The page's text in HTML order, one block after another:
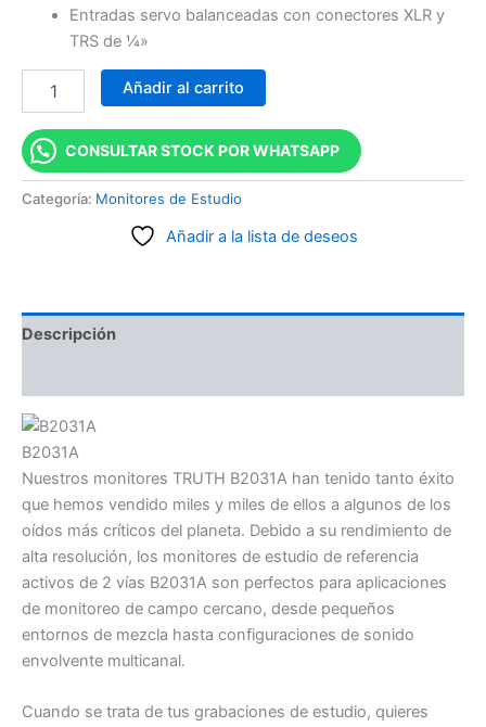
Entradas servo balanceadas con conectores XLR y
TRS de ¼»
Añadir al carrito
CONSULTAR STOCK POR WHATSAPP
Categoría: Monitores de Estudio
Añadir a la lista de deseos
Descripción
B2031A
Nuestros monitores TRUTH B2031A han tenido tanto éxito
que hemos vendido miles y miles de ellos a algunos de los
oídos más críticos del planeta. Debido a su rendimiento de
alta resolución, los monitores de estudio de referencia
activos de 2 vías B2031A son perfectos para aplicaciones
de monitoreo de campo cercano, desde pequeños
entornos de mezcla hasta configuraciones de sonido
envolvente multicanal.
Cuando se trata de tus grabaciones de estudio, quieres